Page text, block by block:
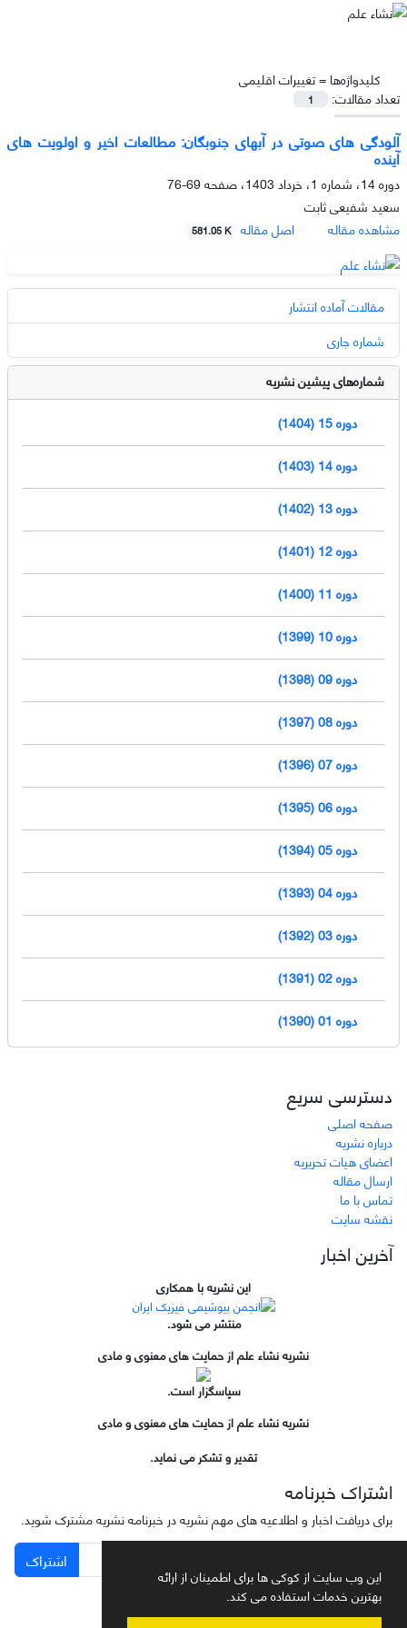
این وب سایت از کوکی ها برای اطمینان از ارائه
بهترین خدمات استفاده می کند.
کلیدواژه‌ها =تغییرات اقلیمی
تعداد مقالات:
1
آلودگی های صوتی در آبهای جنوبگان: مطالعات اخیر و اولویت های
آینده
دوره 14، شماره 1، خرداد 1403، صفحه
69-76
سعید شفیعی ثابت
مشاهده مقاله
اصل مقاله 581.05 K
مقالات آماده انتشار
شماره جاری
شماره‌های پیشین نشریه
دوره 15 (1404)
دوره 14 (1403)
دوره 13 (1402)
دوره 12 (1401)
دوره 11 (1400)
دوره 10 (1399)
دوره 09 (1398)
دوره 08 (1397)
دوره 07 (1396)
دوره 06 (1395)
دوره 05 (1394)
دوره 04 (1393)
دوره 03 (1392)
دوره 02 (1391)
دوره 01 (1390)
دسترسی سریع
صفحه اصلی
درباره نشریه
اعضای هیات تحریریه
ارسال مقاله
تماس با ما
نقشه سایت
آخرین اخبار
این نشریه با همکاری
منتشر می شود.
نشریه نشاء علم از حمایت های معنوی و مادی
سپاسگزار است.
نشریه نشاء علم از حمایت های معنوی و مادی
تقدیر و تشکر می نماید.
اشتراک خبرنامه
برای دریافت اخبار و اطلاعیه های مهم نشریه در خبرنامه نشریه مشترک شوید.
اشتراک